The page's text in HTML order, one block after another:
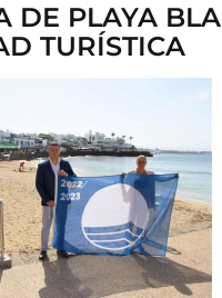
DE PLAYA
TURÍSTICA